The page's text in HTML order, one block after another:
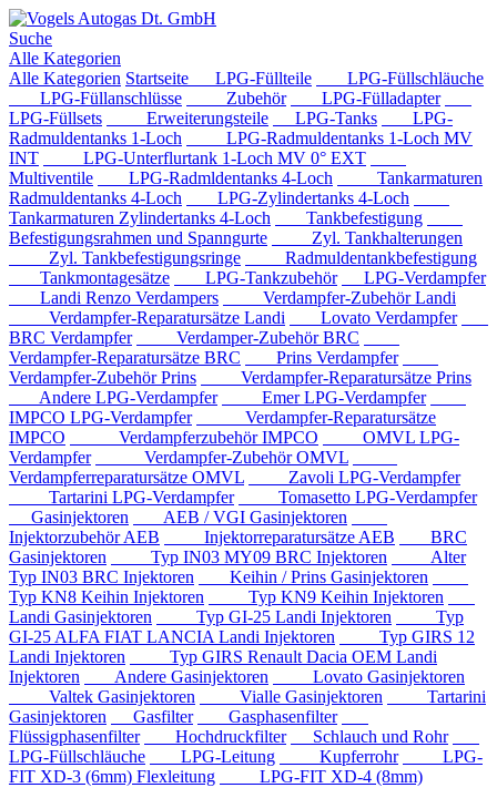
Suche
Alle Kategorien
Alle Kategorien Startseite LPG-Füllteile
LPG-Füllschläuche
LPG-Füllanschlüsse
Zubehör
LPG-Fülladapter
LPG-Füllsets
Erweiterungsteile LPG-Tanks
LPG-
Radmuldentanks 1-Loch
LPG-Radmuldentanks 1-Loch MV
INT
LPG-Unterflurtank 1-Loch MV 0° EXT
Multiventile
LPG-Radmldentanks 4-Loch
Tankarmaturen
Radmuldentanks 4-Loch
LPG-Zylindertanks 4-Loch
Tankarmaturen Zylindertanks 4-Loch
Tankbefestigung
Befestigungsrahmen und Spanngurte
Zyl. Tankhalterungen
Zyl. Tankbefestigungsringe
Radmuldentankbefestigung
Tankmontagesätze
LPG-Tankzubehör
LPG-Verdampfer
Landi Renzo Verdampers
Verdampfer-Zubehör Landi
Verdampfer-Reparatursätze Landi
Lovato Verdampfer
BRC Verdampfer
Verdamper-Zubehör BRC
Verdampfer-Reparatursätze BRC
Prins Verdampfer
Verdampfer-Zubehör Prins
Verdampfer-Reparatursätze Prins
Andere LPG-Verdampfer
Emer LPG-Verdampfer
IMPCO LPG-Verdampfer
Verdampfer-Reparatursätze
IMPCO
Verdampferzubehör IMPCO
OMVL LPG-
Verdampfer
Verdampfer-Zubehör OMVL
Verdampferreparatursätze OMVL
Zavoli LPG-Verdampfer
Tartarini LPG-Verdampfer
Tomasetto LPG-Verdampfer
Gasinjektoren
AEB / VGI Gasinjektoren
Injektorzubehör AEB
Injektorreparatursätze AEB
BRC
Gasinjektoren
Typ IN03 MY09 BRC Injektoren
Alter
Typ IN03 BRC Injektoren
Keihin / Prins Gasinjektoren
Typ KN8 Keihin Injektoren
Typ KN9 Keihin Injektoren
Landi Gasinjektoren
Typ GI-25 Landi Injektoren
Typ
GI-25 ALFA FIAT LANCIA Landi Injektoren
Typ GIRS 12
Landi Injektoren
Typ GIRS Renault Dacia OEM Landi
Injektoren
Andere Gasinjektoren
Lovato Gasinjektoren
Valtek Gasinjektoren
Vialle Gasinjektoren
Tartarini
Gasinjektoren
Gasfilter
Gasphasenfilter
Flüssigphasenfilter
Hochdruckfilter
Schlauch und Rohr
LPG-Füllschläuche
LPG-Leitung Kupferrohr
LPG-
FIT XD-3 (6mm) Flexleitung
LPG-FIT XD-4 (8mm)